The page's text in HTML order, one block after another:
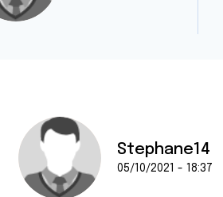
Stephane14
05/10/2021 - 18:37